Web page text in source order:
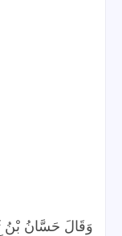
وَقَالَ حَسَّانُ بْنُ